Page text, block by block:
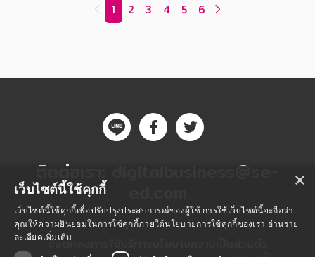
1 2 3 4 5 6
ติดต่อเรา: digitalbusiness@se-
ข้อตกลงการใช้บริการ
×
เว็บไซต์นี้ใช้คุกกี้
เว็บไซต์นี้ใช้คุกกี้เพื่อปรับปรุงประสบการณ์ของผู้ใช้ การใช้เว็บไซต์นี้จะถือว่า
คุณให้ความยินยอมในการใช้คุกกี้ภายใต้นโยบายการใช้คุกกี้ของเรา อ่านราย
ละเอียดเพิ่มเติม